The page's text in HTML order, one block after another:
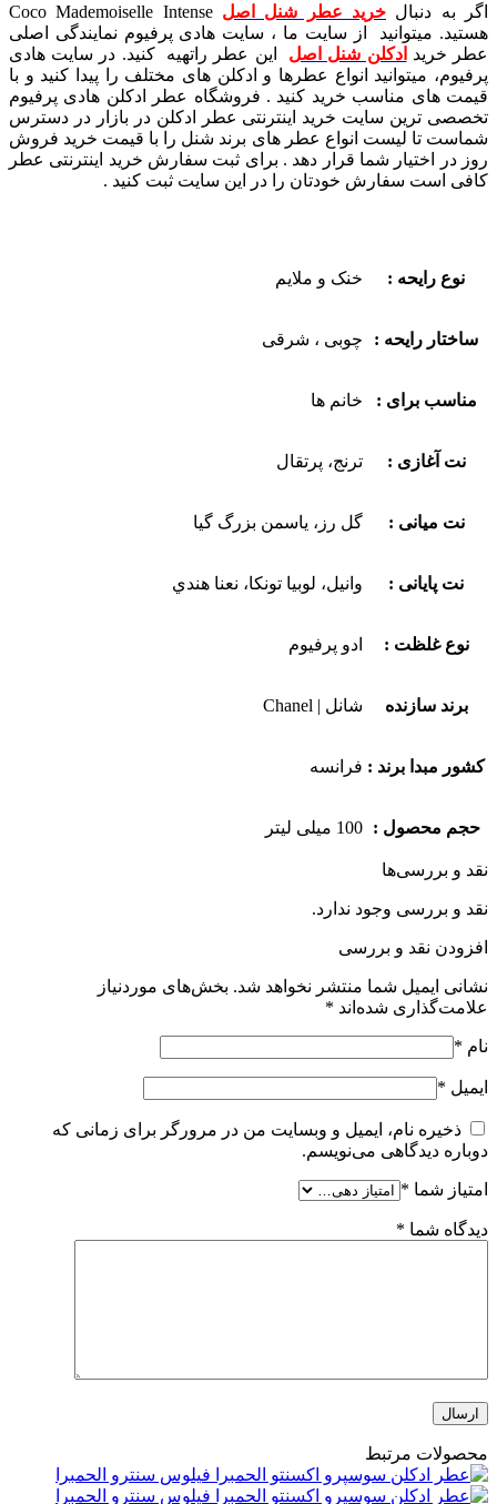
اگر به دنبال خرید عطر شنل اصل Coco Mademoiselle Intense
هستید. میتوانید از سایت ما ، سایت هادی پرفیوم نمایندگی اصلی
عطر خرید ادکلن شنل اصل این عطر راتهیه کنید. در سایت هادی
پرفیوم، میتوانید انواع عطرها و ادکلن های مختلف را پیدا کنید و با
قیمت های مناسب خرید کنید . فروشگاه عطر ادکلن هادی پرفیوم
تخصصی ترین سایت خرید اینترنتی عطر ادکلن در بازار در دسترس
شماست تا لیست انواع عطر های برند شنل را با قیمت خرید فروش
روز در اختیار شما قرار دهد . برای ثبت سفارش خرید اینترنتی عطر
کافی است سفارش خودتان را در این سایت ثبت کنید .
نوع رایحه : خنک و ملایم
ساختار رایحه : چوبی ، شرقی
مناسب برای : خانم ها
نت آغازی : ترنج، پرتقال
نت میانی : گل رز، ياسمن بزرگ گيا
نت پایانی : وانيل، لوبيا تونکا، نعنا هندي
نوع غلظت : ادو پرفیوم
برند سازنده شانل | Chanel
کشور مبدا برند : فرانسه
حجم محصول : 100 میلی لیتر
نقد و بررسی‌ها
نقد و بررسی وجود ندارد.
افزودن نقد و بررسی
نشانی ایمیل شما منتشر نخواهد شد. بخش‌های موردنیاز
علامت‌گذاری شده‌اند *
نام *
ایمیل *
ذخیره نام، ایمیل و وبسایت من در مرورگر برای زمانی که
دوباره دیدگاهی می‌نویسم.
امتیاز شما *
دیدگاه شما *
محصولات مرتبط